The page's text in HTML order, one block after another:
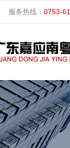
服务热线： 0753-